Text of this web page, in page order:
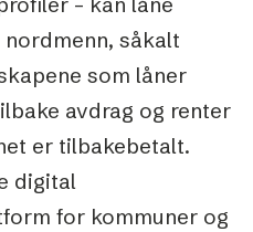
såkalt
som låner
avdrag og renter
er tilbakebetalt.
digital
for kommuner og